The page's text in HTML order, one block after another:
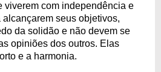
viverem com independência e
seus objetivos,
da solidão e não devem se
opiniões dos outros. Elas
e a harmonia.